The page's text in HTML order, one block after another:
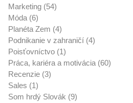
Marketing (54)
Móda (6)
Planéta Zem (4)
Podnikanie v zahraničí (4)
Poisťovníctvo (1)
Práca, kariéra a motivácia (60)
Recenzie (3)
Sales (1)
Som hrdý Slovák (9)